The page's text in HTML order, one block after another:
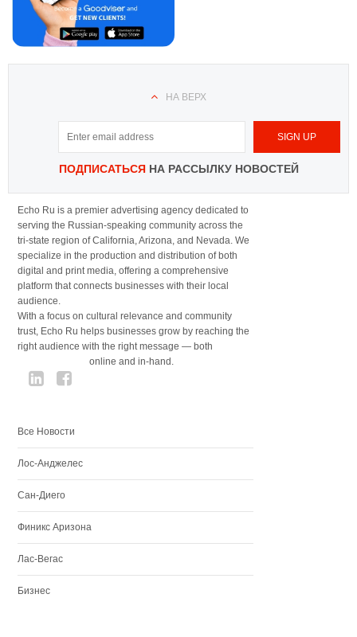
НА ВЕРХ
ПОДПИСАТЬСЯНА РАССЫЛКУ НОВОСТЕЙ
Echo Ru is a premier advertising agency dedicated to
serving the Russian-speaking community across the
tri-state region of California, Arizona, and Nevada. We
specialize in the production and distribution of both
digital and print media, offering a comprehensive
platform that connects businesses with their local
audience.
With a focus on cultural relevance and community
trust, Echo Ru helps businesses grow by reaching the
right audience with the right message — both
online and in-hand.
Все Новости
Лос-Анджелес
Сан-Диего
Финикс Аризона
Лас-Вегас
Бизнес